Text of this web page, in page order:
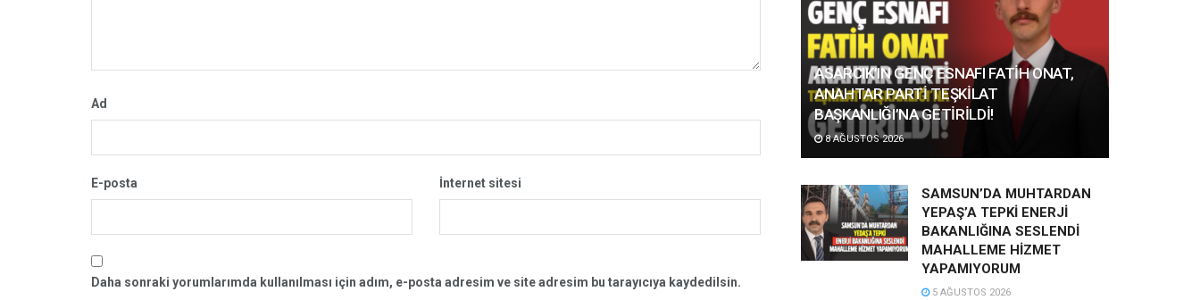
Ad
E-posta İnternet sitesi
Daha sonraki yorumlarımda kullanılması için adım, e-posta adresim ve site adresim bu tarayıcıya kaydedilsin.
ASARCIK’IN GENÇ ESNAFI FATİH ONAT,
ANAHTAR PARTİ TEŞKİLAT
BAŞKANLIĞI’NA GETİRİLDİ!
8 AĞUSTOS 2026
SAMSUN’DA MUHTARDAN
YEPAŞ’A TEPKİ ENERJİ
BAKANLIĞINA SESLENDİ
MAHALLEME HİZMET
YAPAMIYORUM
5 AĞUSTOS 2026